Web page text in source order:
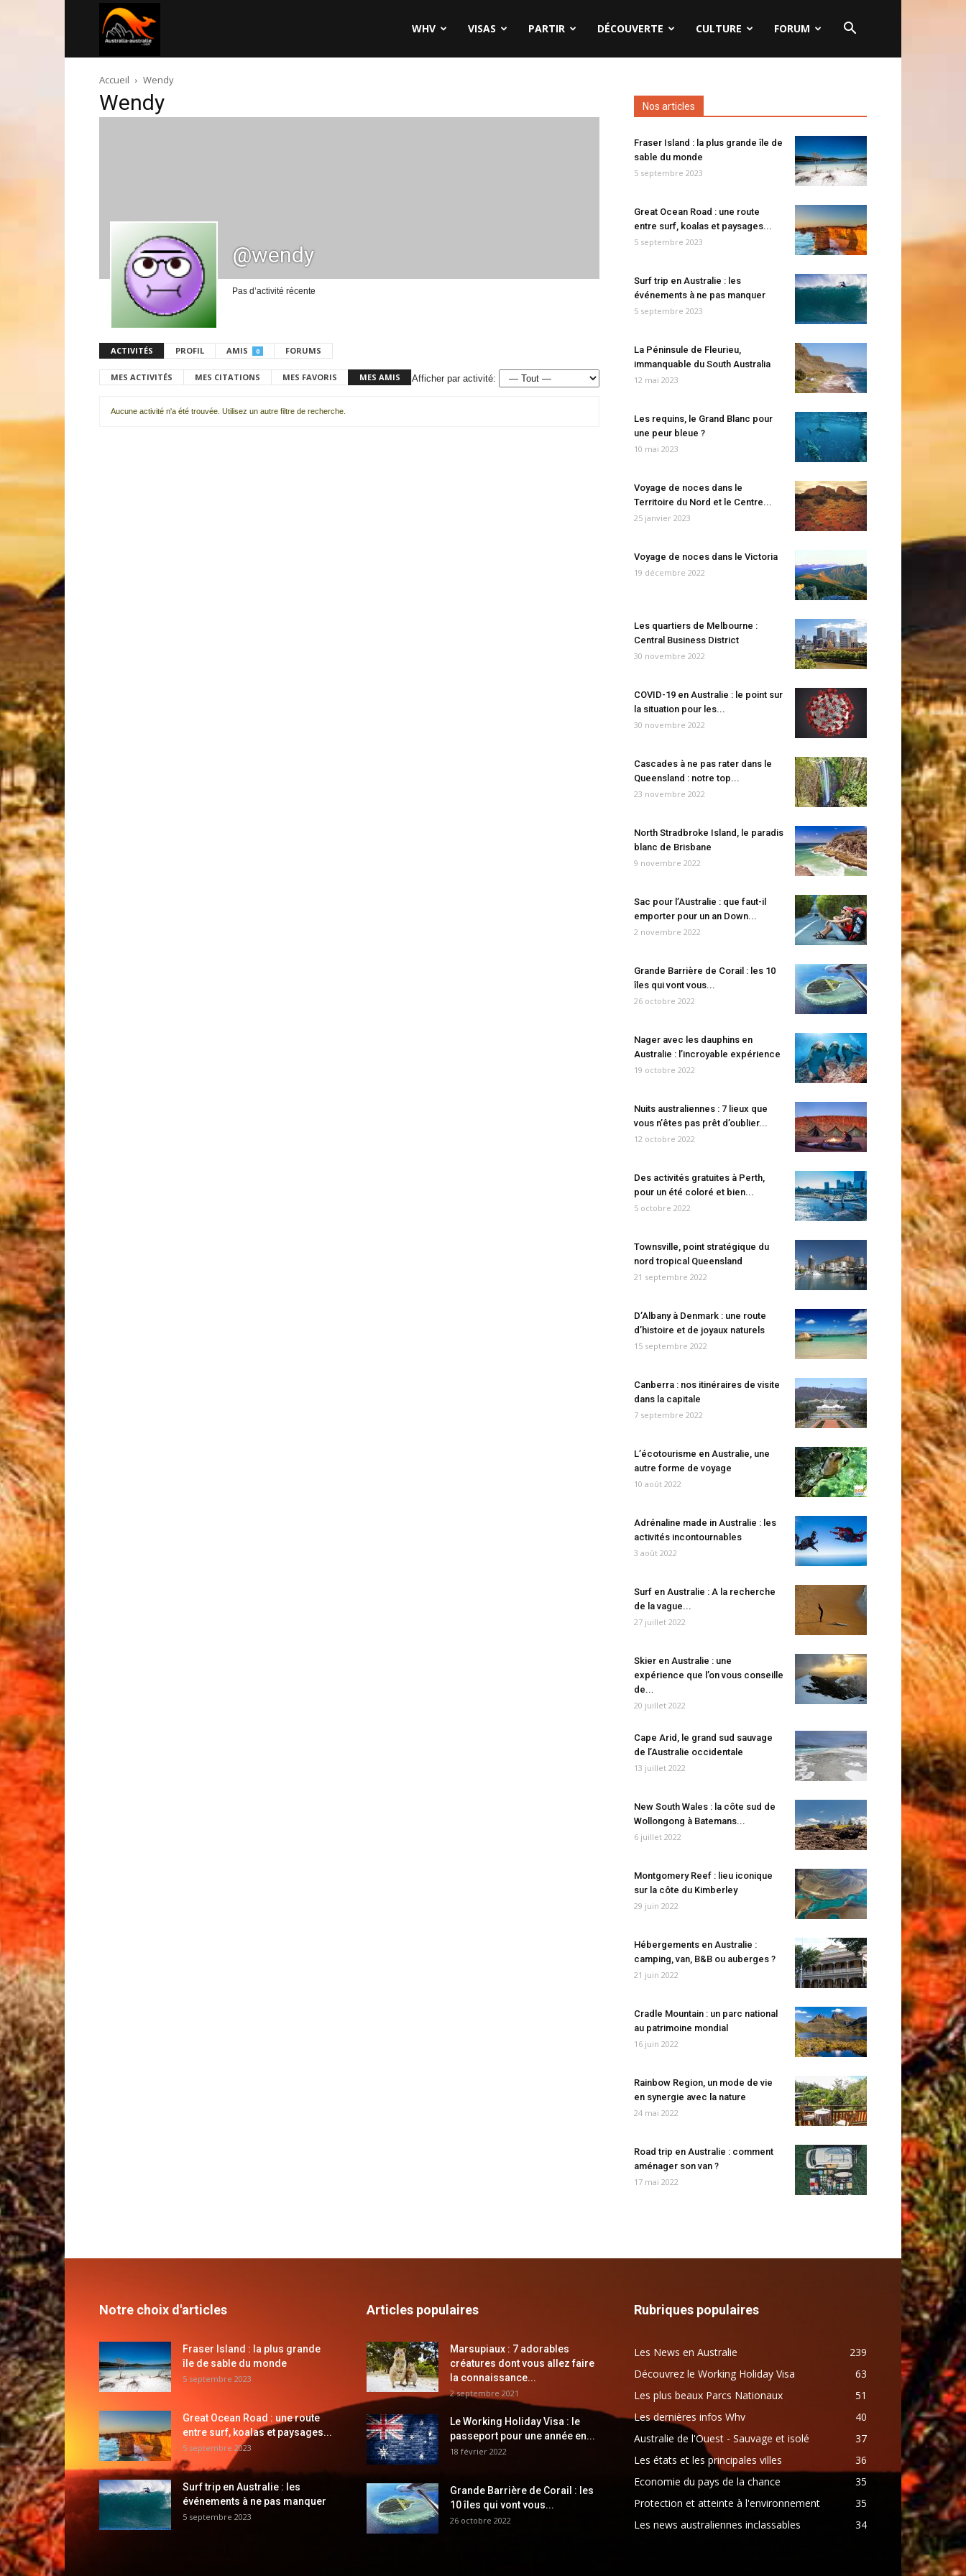
australie.com
WHV VISAS PARTIR DÉCOUVERTE CULTURE FORUM
Accueil Wendy
Wendy
@wendy
Pas d’activité récente
ACTIVITÉS PROFIL AMIS 0 FORUMS
MES ACTIVITÉS MES CITATIONS MES FAVORIS MES AMIS Afficher par activité:
Aucune activité n'a été trouvée. Utilisez un autre filtre de recherche.
Nos articles
Fraser Island : la plus grande île de
sable du monde
5 septembre 2023
Great Ocean Road : une route
entre surf, koalas et paysages...
5 septembre 2023
Surf trip en Australie : les
événements à ne pas manquer
5 septembre 2023
La Péninsule de Fleurieu,
immanquable du South Australia
12 mai 2023
Les requins, le Grand Blanc pour
une peur bleue ?
10 mai 2023
Voyage de noces dans le
Territoire du Nord et le Centre...
25 janvier 2023
Voyage de noces dans le Victoria
19 décembre 2022
Les quartiers de Melbourne :
Central Business District
30 novembre 2022
COVID-19 en Australie : le point sur
la situation pour les...
30 novembre 2022
Cascades à ne pas rater dans le
Queensland : notre top...
23 novembre 2022
North Stradbroke Island, le paradis
blanc de Brisbane
9 novembre 2022
Sac pour l’Australie : que faut-il
emporter pour un an Down...
2 novembre 2022
Grande Barrière de Corail : les 10
îles qui vont vous...
26 octobre 2022
Nager avec les dauphins en
Australie : l’incroyable expérience
19 octobre 2022
Nuits australiennes : 7 lieux que
vous n’êtes pas prêt d’oublier...
12 octobre 2022
Des activités gratuites à Perth,
pour un été coloré et bien...
5 octobre 2022
Townsville, point stratégique du
nord tropical Queensland
21 septembre 2022
D’Albany à Denmark : une route
d’histoire et de joyaux naturels
15 septembre 2022
Canberra : nos itinéraires de visite
dans la capitale
7 septembre 2022
L’écotourisme en Australie, une
autre forme de voyage
10 août 2022
Adrénaline made in Australie : les
activités incontournables
3 août 2022
Surf en Australie : A la recherche
de la vague...
27 juillet 2022
Skier en Australie : une
expérience que l’on vous conseille
de...
20 juillet 2022
Cape Arid, le grand sud sauvage
de l’Australie occidentale
13 juillet 2022
New South Wales : la côte sud de
Wollongong à Batemans...
6 juillet 2022
Montgomery Reef : lieu iconique
sur la côte du Kimberley
29 juin 2022
Hébergements en Australie :
camping, van, B&B ou auberges ?
21 juin 2022
Cradle Mountain : un parc national
au patrimoine mondial
16 juin 2022
Rainbow Region, un mode de vie
en synergie avec la nature
24 mai 2022
Road trip en Australie : comment
aménager son van ?
17 mai 2022
Notre choix d'articles
Fraser Island : la plus grande
île de sable du monde
5 septembre 2023
Great Ocean Road : une route
entre surf, koalas et paysages...
5 septembre 2023
Surf trip en Australie : les
événements à ne pas manquer
5 septembre 2023
Articles populaires
Marsupiaux : 7 adorables
créatures dont vous allez faire
la connaissance...
2 septembre 2021
Le Working Holiday Visa : le
passeport pour une année en...
18 février 2022
Grande Barrière de Corail : les
10 îles qui vont vous...
26 octobre 2022
Rubriques populaires
Les News en Australie
239
Découvrez le Working Holiday Visa
63
Les plus beaux Parcs Nationaux
51
Les dernières infos Whv
40
Australie de l'Ouest - Sauvage et isolé
37
Les états et les principales villes
36
Economie du pays de la chance
35
Protection et atteinte à l'environnement
35
Les news australiennes inclassables
34